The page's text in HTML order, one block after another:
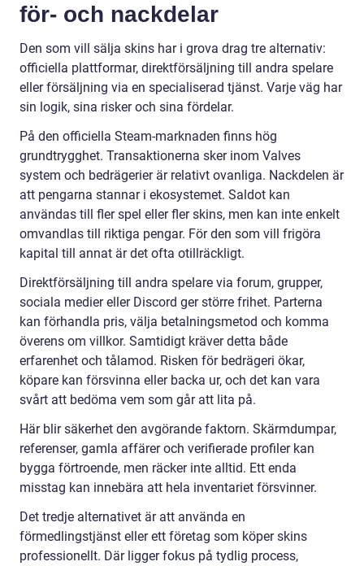
för- och nackdelar
Den som vill sälja skins har i grova drag tre alternativ:
officiella plattformar, direktförsäljning till andra spelare
eller försäljning via en specialiserad tjänst. Varje väg har
sin logik, sina risker och sina fördelar.
På den officiella Steam-marknaden finns hög
grundtrygghet. Transaktionerna sker inom Valves
system och bedrägerier är relativt ovanliga. Nackdelen är
att pengarna stannar i ekosystemet. Saldot kan
användas till fler spel eller fler skins, men kan inte enkelt
omvandlas till riktiga pengar. För den som vill frigöra
kapital till annat är det ofta otillräckligt.
Direktförsäljning till andra spelare via forum, grupper,
sociala medier eller Discord ger större frihet. Parterna
kan förhandla pris, välja betalningsmetod och komma
överens om villkor. Samtidigt kräver detta både
erfarenhet och tålamod. Risken för bedrägeri ökar,
köpare kan försvinna eller backa ur, och det kan vara
svårt att bedöma vem som går att lita på.
Här blir säkerhet den avgörande faktorn. Skärmdumpar,
referenser, gamla affärer och verifierade profiler kan
bygga förtroende, men räcker inte alltid. Ett enda
misstag kan innebära att hela inventariet försvinner.
Det tredje alternativet är att använda en
förmedlingstjänst eller ett företag som köper skins
professionellt. Där ligger fokus på tydlig process,